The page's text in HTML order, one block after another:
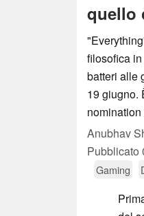
quello
filosofica
batteri alle
19 giugno.
Anubhav
Pubblicato
Gaming